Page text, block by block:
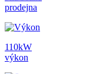
prodejna
110kW
výkon